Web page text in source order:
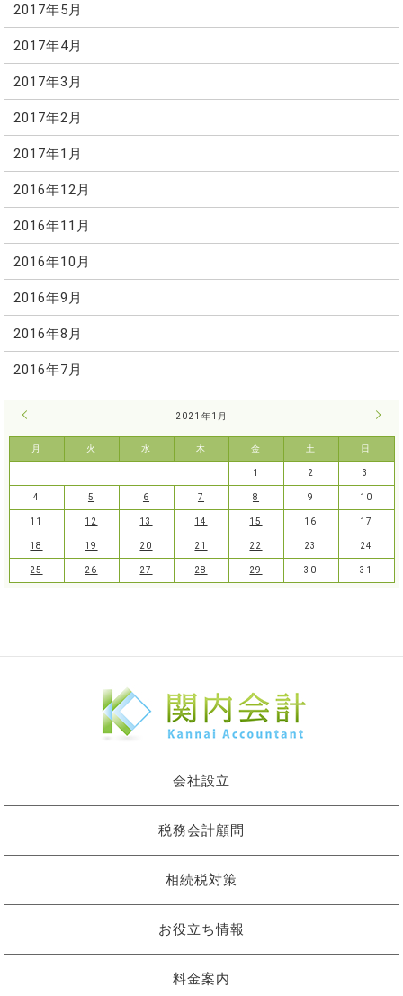
2017年5月
2017年4月
2017年3月
2017年2月
2017年1月
2016年12月
2016年11月
2016年10月
2016年9月
2016年8月
2016年7月
2021年1月
月 火 水 木 金 土 日
2月
1 2 3
4 5 6 7 8 9 10
11 12 13 14 15 16 17
18 19 20 21 22 23 24
25 26 27 28 29 30 31
会社設立
税務会計顧問
相続税対策
お役立ち情報
料金案内